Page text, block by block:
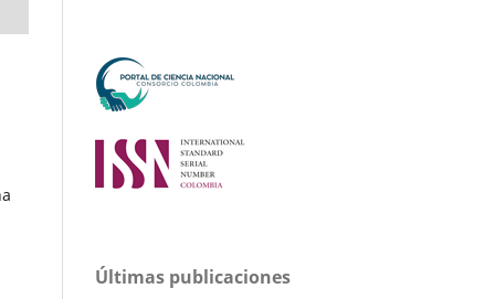
Últimas publicaciones